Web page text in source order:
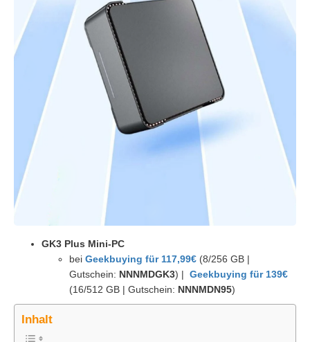
GK3 Plus Mini-PC
bei Geekbuying für 117,99€ (8/256 GB |
Gutschein: NNNMDGK3) | Geekbuying für 139€
(16/512 GB | Gutschein: NNNMDN95)
Inhalt